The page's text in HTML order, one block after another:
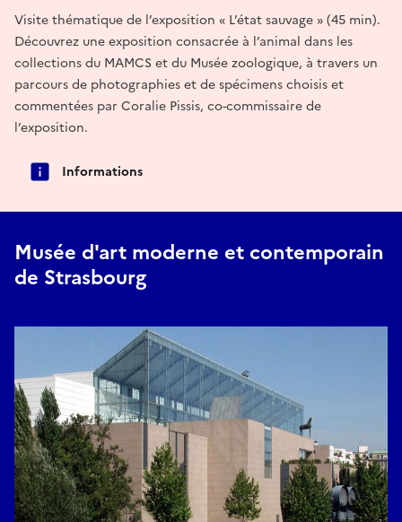
Visite thématique de l’exposition « L’état sauvage » (45 min).
Découvrez une exposition consacrée à l’animal dans les
collections du MAMCS et du Musée zoologique, à travers un
parcours de photographies et de spécimens choisis et
commentées par Coralie Pissis, co-commissaire de
l’exposition.
Informations
Musée d'art moderne et contemporain
de Strasbourg